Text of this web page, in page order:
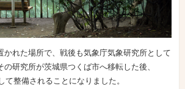
かれた場所で、戦後も気象庁気象研究所として
研究所が茨城県つくば市へ移転した後、
て整備されることになりました。